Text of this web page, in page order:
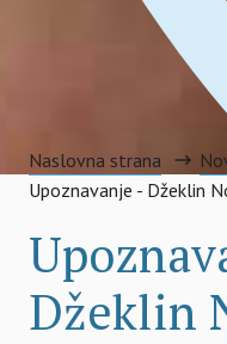
Naslovna strana
Džeklin